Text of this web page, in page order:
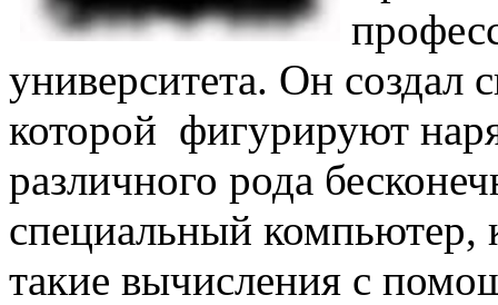
университета. Он создал
которой фигурируют
различного рода
специальный компьютер,
такие вычисления с